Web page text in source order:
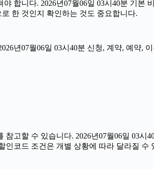
합니다. 2026년07월06일 03시40분 기본
한 것인지 확인하는 것도 중요합니다.
년07월06일 03시40분 신청, 계약, 예약,
참고할 수 있습니다. 2026년07월06일 03시
코드 조건은 개별 상황에 따라 달라질 수